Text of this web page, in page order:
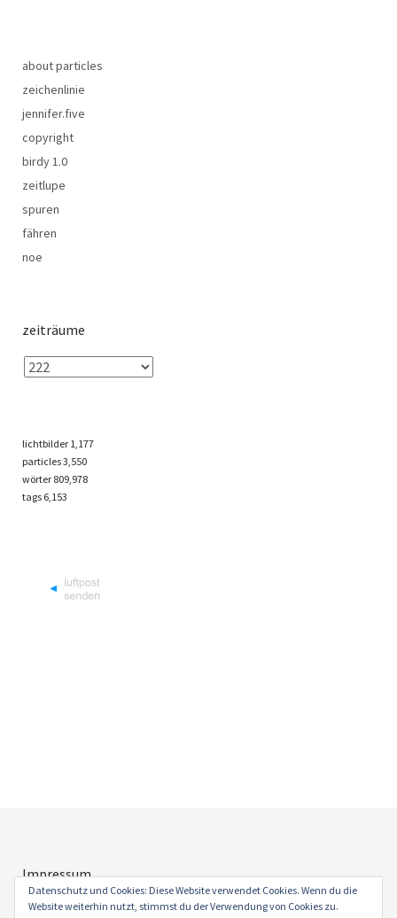
about particles
zeichenlinie
jennifer.five
copyright
birdy 1.0
zeitlupe
spuren
fähren
noe
zeiträume
lichtbilder 1,177
particles3,550
wörter 809,978
tags 6,153
Impressum
Datenschutz
Datenschutz und Cookies: Diese Website verwendet Cookies. Wenn du die
Website weiterhin nutzt, stimmst du der Verwendung von Cookies zu.